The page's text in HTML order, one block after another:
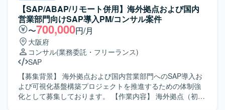
【SAP/ABAP/リモート併用】海外拠点および国内
営業部門向けSAP導入PM/コンサル案件
〜700,000円/月
大阪府
コンサル(業務委託・フリーランス)
SAP
【募集背景】 海外拠点および国内営業部門へのSAP導入お
よび可視化基盤構築プロジェクトを推進するための体制強
化として募集しております。 【作業内容】 海外拠点（初期